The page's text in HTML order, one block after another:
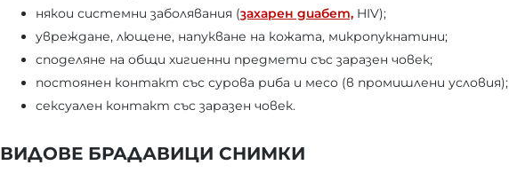
някои системни заболявания (захарен диабет, HIV);
увреждане, лющене, напукване на кожата, микропукнатини;
споделяне на общи хигиенни предмети със заразен човек;
постоянен контакт със сурова риба и месо (в промишлени условия);
сексуален контакт със заразен човек.
ВИДОВЕ БРАДАВИЦИ СНИМКИ